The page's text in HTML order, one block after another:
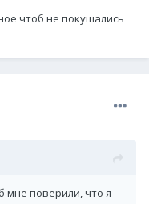
чтоб не покушались
мне поверили, что я